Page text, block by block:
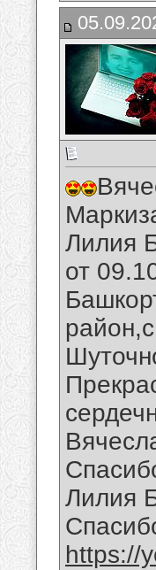
Лилия
от
Лилия
https://